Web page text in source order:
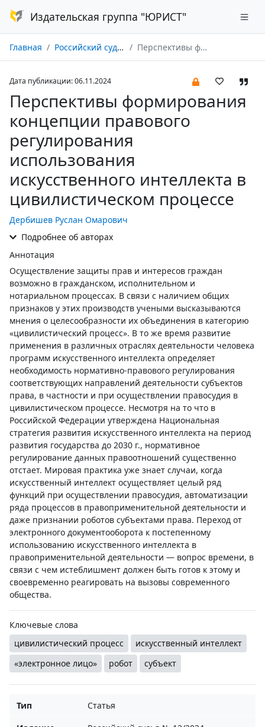
Издательская группа "ЮРИСТ"
Главная Российский судья № 12/2024 Перспективы формирования концепции правового регулирования использования искусственного интеллекта в цивилистическом процессе
Дата публикации: 06.11.2024
Перспективы формирования
концепции правового
регулирования
использования
искусственного интеллекта в
цивилистическом процессе
Дербишев Руслан Омарович
Подробнее об авторах
Аннотация
Осуществление защиты прав и интересов граждан
возможно в гражданском, исполнительном и
нотариальном процессах. В связи с наличием общих
признаков у этих производств учеными высказываются
мнения о целесообразности их объединения в категорию
«цивилистический процесс». В то же время развитие
применения в различных отраслях деятельности человека
программ искусственного интеллекта определяет
необходимость нормативно-правового регулирования
соответствующих направлений деятельности субъектов
права, в частности и при осуществлении правосудия в
цивилистическом процессе. Несмотря на то что в
Российской Федерации утверждена Национальная
стратегия развития искусственного интеллекта на период
развития государства до 2030 г., нормативное
регулирование данных правоотношений существенно
отстает. Мировая практика уже знает случаи, когда
искусственный интеллект осуществляет целый ряд
функций при осуществлении правосудия, автоматизации
ряда процессов в правоприменительной деятельности и
даже признании роботов субъектами права. Переход от
электронного документооборота к постепенному
использованию искусственного интеллекта в
правоприменительной деятельности — вопрос времени, в
связи с чем истеблишмент должен быть готов к этому и
своевременно реагировать на вызовы современного
общества.
Ключевые слова
цивилистический процесс
искусственный интеллект
«электронное лицо»
робот субъект
Тип
Статья